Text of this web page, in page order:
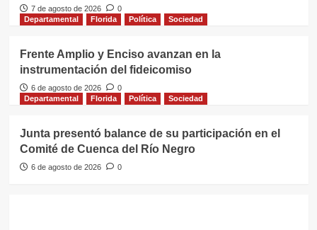
7 de agosto de 2026
0
Departamental
Florida Política Sociedad
Frente Amplio y Enciso avanzan en la
instrumentación del fideicomiso
6 de agosto de 2026
0
Departamental
Florida Política Sociedad
Junta presentó balance de su participación en el
Comité de Cuenca del Río Negro
6 de agosto de 2026 0